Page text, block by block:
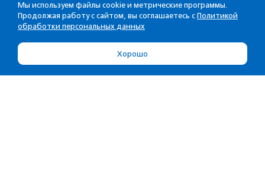
Мы используем файлы cookie и метрические программы.
Продолжая работу с сайтом, вы соглашаетесь с Политикой
обработки персональных данных
Хорошо